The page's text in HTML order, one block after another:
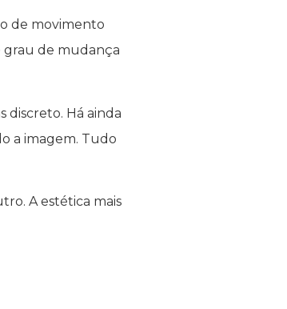
de movimento
grau de mudança
discreto. Há ainda
a imagem. Tudo
A estética mais